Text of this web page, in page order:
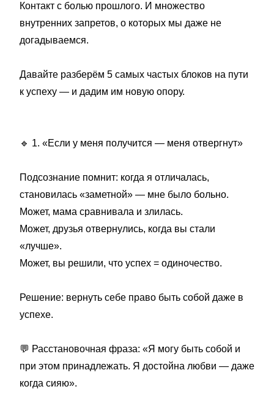
Контакт с болью прошлого. И множество
внутренних запретов, о которых мы даже не
догадываемся.
Давайте разберём 5 самых частых блоков на пути
к успеху — и дадим им новую опору.
🔹 1. «Если у меня получится — меня отвергнут»
Подсознание помнит: когда я отличалась,
становилась «заметной» — мне было больно.
Может, мама сравнивала и злилась.
Может, друзья отвернулись, когда вы стали
«лучше».
Может, вы решили, что успех = одиночество.
Решение: вернуть себе право быть собой даже в
успехе.
💬 Расстановочная фраза: «Я могу быть собой и
при этом принадлежать. Я достойна любви — даже
когда сияю».